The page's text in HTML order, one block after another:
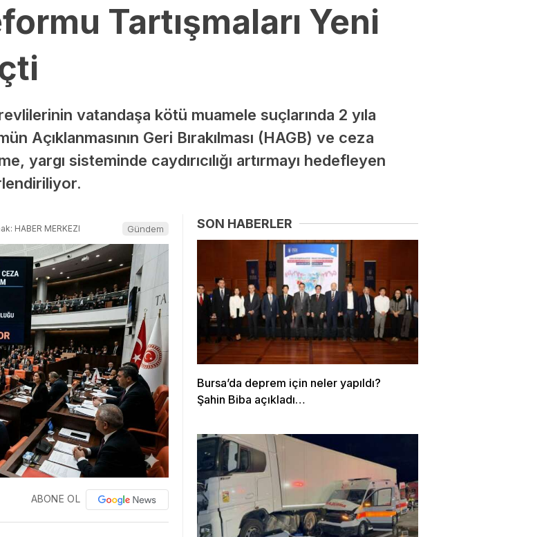
Tartışmaları Yeni
vatandaşa kötü muamele suçlarında 2 yıla
Açıklanmasının Geri Bırakılması (HAGB) ve ceza
yargı sisteminde caydırıcılığı artırmayı hedefleyen
HABER MERKEZI Gündem
ABONE OL
SON HABERLER
Bursa’da deprem için neler yapıldı?
Şahin Biba açıkladı…